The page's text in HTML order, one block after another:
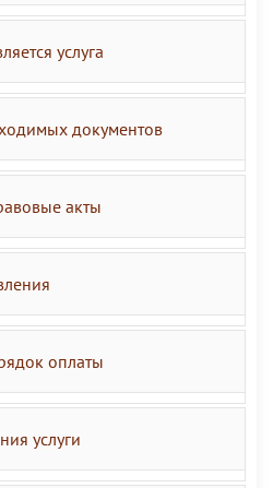
услуга
документов
акты
оплаты
услуги